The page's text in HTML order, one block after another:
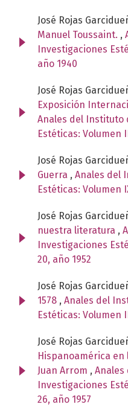
José Rojas
Manuel Toussaint. ,
Investigaciones
año 1940
José Rojas
Exposición
Anales del Instituto
Estéticas: Volumen
José Rojas
Guerra , Anales del
Estéticas: Volumen
José Rojas
nuestra literatura ,
Investigaciones
20, año 1952
José Rojas
1578 , Anales del
Estéticas: Volumen
José Rojas
Hispanoamérica en
Juan Arrom ,
Investigaciones
26, año 1957